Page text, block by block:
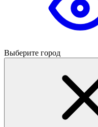
Выберите город